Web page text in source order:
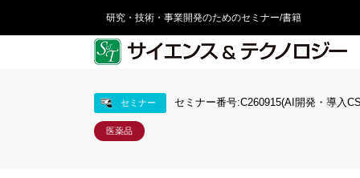
研究・技術・事業開発のためのセミナー/書籍
セミナー セミナー番号:C260915(AI開発・導入
医薬品